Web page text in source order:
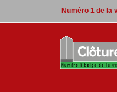
to
Numéro 1 de la